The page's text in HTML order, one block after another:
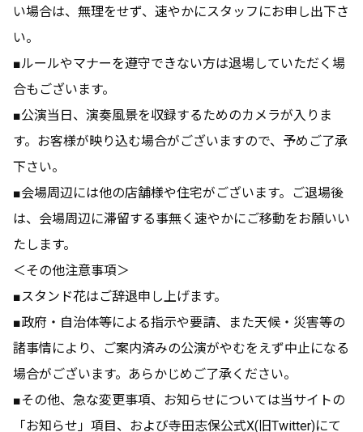
い場合は、無理をせず、速やかにスタッフにお申し出下さ
い。
■ルールやマナーを遵守できない方は退場していただく場
合もございます。
■公演当日、演奏風景を収録するためのカメラが入りま
す。お客様が映り込む場合がございますので、予めご了承
下さい。
■会場周辺には他の店舗様や住宅がございます。ご退場後
は、会場周辺に滞留する事無く速やかにご移動をお願いい
たします。
＜その他注意事項＞
■スタンド花はご辞退申し上げます。
■政府・自治体等による指示や要請、また天候・災害等の
諸事情により、ご案内済みの公演がやむをえず中止になる
場合がございます。あらかじめご了承ください。
■その他、急な変更事項、お知らせについては当サイトの
「お知らせ」項目、および寺田志保公式X(旧Twitter)にて